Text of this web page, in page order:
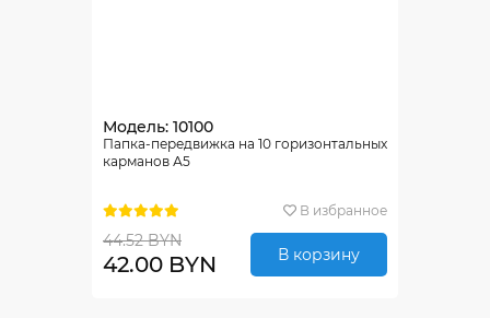
Модель: 10100
Папка-передвижка на 10 горизонтальных
карманов А5
В избранное
44.52 BYN
42.00 BYN В корзину